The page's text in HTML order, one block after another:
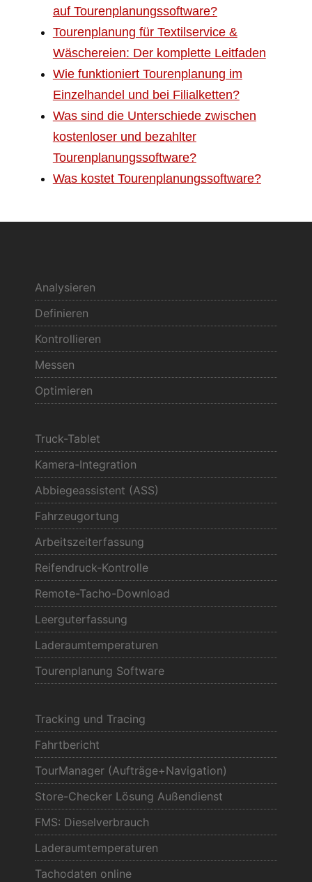
auf Tourenplanungssoftware?
Tourenplanung für Textilservice &
Wäschereien: Der komplette Leitfaden
Wie funktioniert Tourenplanung im
Einzelhandel und bei Filialketten?
Was sind die Unterschiede zwischen
kostenloser und bezahlter
Tourenplanungssoftware?
Was kostet Tourenplanungssoftware?
Analysieren
Definieren
Kontrollieren
Messen
Optimieren
Truck-Tablet
Kamera-Integration
Abbiegeassistent (ASS)
Fahrzeugortung
Arbeitszeiterfassung
Reifendruck-Kontrolle
Remote-Tacho-Download
Leerguterfassung
Laderaumtemperaturen
Tourenplanung Software
Tracking und Tracing
Fahrtbericht
TourManager (Aufträge+Navigation)
Store-Checker Lösung Außendienst
FMS: Dieselverbrauch
Laderaumtemperaturen
Tachodaten online